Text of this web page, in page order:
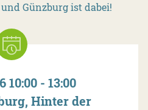
Günzburg ist dabei!
10:00 - 13:00
Hinter der